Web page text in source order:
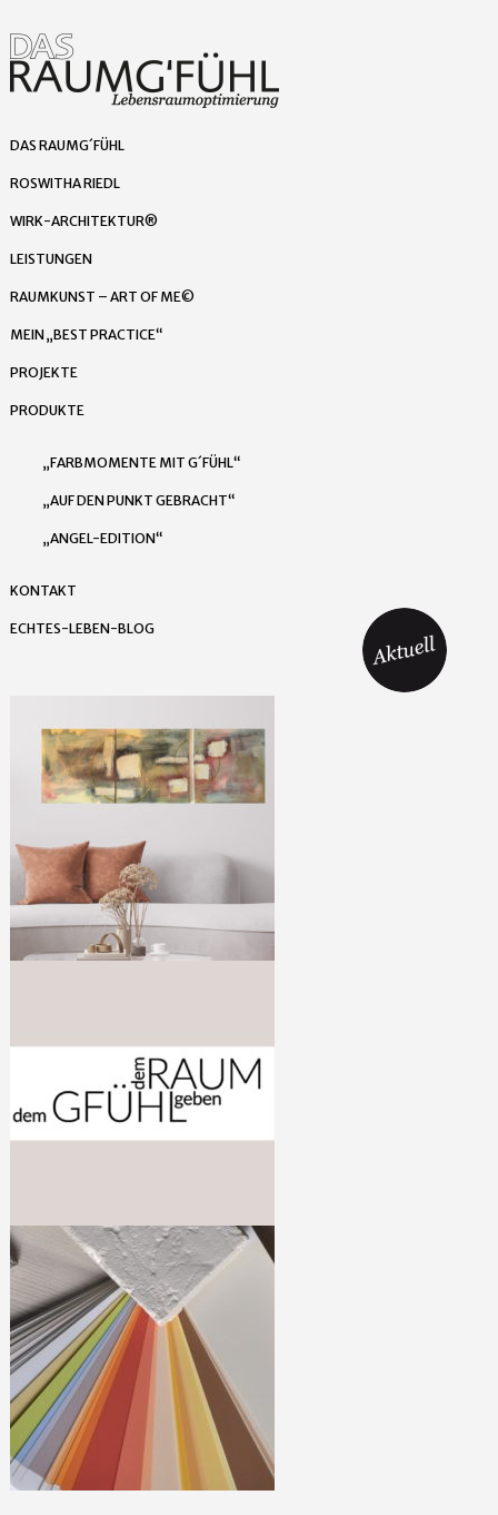
DAS RAUMG´FÜHL
ROSWITHA RIEDL
WIRK-ARCHITEKTUR®
LEISTUNGEN
RAUMKUNST – ART OF ME©
MEIN „BEST PRACTICE“
PROJEKTE
PRODUKTE
„FARBMOMENTE MIT G´FÜHL“
„AUF DEN PUNKT GEBRACHT“
„ANGEL-EDITION“
KONTAKT
ECHTES-LEBEN-BLOG